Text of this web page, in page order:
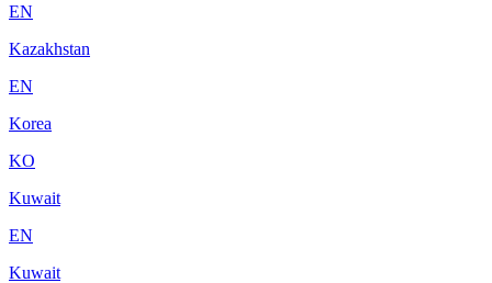
EN
Kazakhstan
EN
Korea
KO
Kuwait
EN
Kuwait